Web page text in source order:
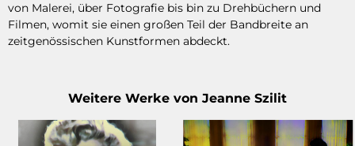
von Malerei, über Fotografie bis bin zu Drehbüchern und
Filmen, womit sie einen großen Teil der Bandbreite an
zeitgenössischen Kunstformen abdeckt.
Weitere Werke von Jeanne Szilit